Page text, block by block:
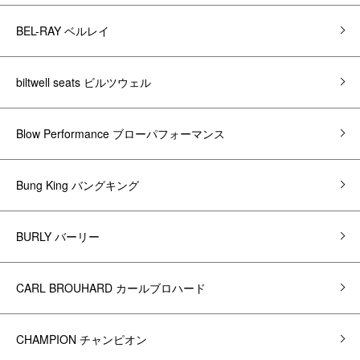
BEL-RAY ベルレイ
biltwell seats ビルツウェル
Blow Performance ブローパフォーマンス
Bung King バングキング
BURLY バーリー
CARL BROUHARD カールブロハード
CHAMPION チャンピオン